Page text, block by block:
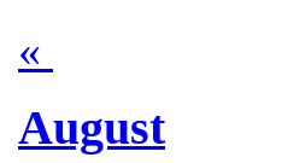
«
August